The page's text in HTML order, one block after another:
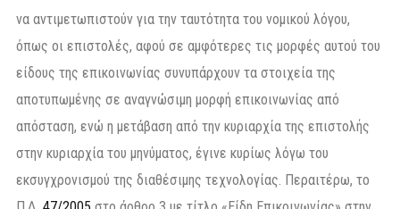
να αντιμετωπιστούν για την ταυτότητα του νομικού λόγου,
όπως οι επιστολές, αφού σε αμφότερες τις μορφές αυτού του
είδους της επικοινωνίας συνυπάρχουν τα στοιχεία της
αποτυπωμένης σε αναγνώσιμη μορφή επικοινωνίας από
απόσταση, ενώ η μετάβαση από την κυριαρχία της επιστολής
στην κυριαρχία του μηνύματος, έγινε κυρίως λόγω του
εκσυγχρονισμού της διαθέσιμης τεχνολογίας. Περαιτέρω, το